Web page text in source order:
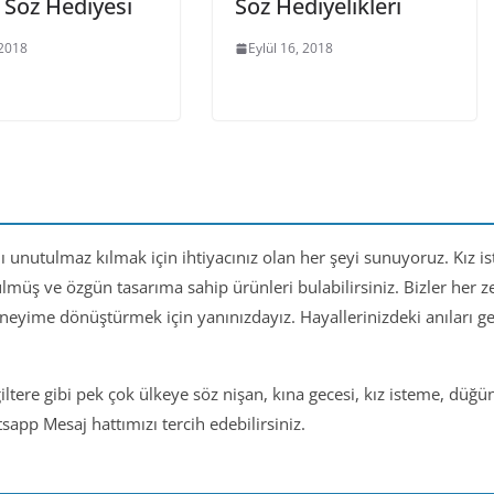
Söz Hediyesi Söz Hediyelikleri
Eylül 16, 2018
unutulmaz kılmak için ihtiyacınız olan her şeyi sunuyoruz.
ve özgün tasarıma sahip ürünleri bulabilirsiniz. Bizler her
dönüştürmek için yanınızdayız. Hayallerinizdeki anıları
gibi pek çok ülkeye söz nişan, kına gecesi, kız isteme,
Mesaj hattımızı tercih edebilirsiniz.